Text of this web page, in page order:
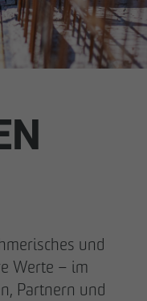
und
Werte – im
Partnern und